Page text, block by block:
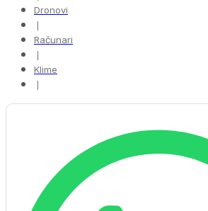
Dronovi
❘
Računari
❘
Klime
❘